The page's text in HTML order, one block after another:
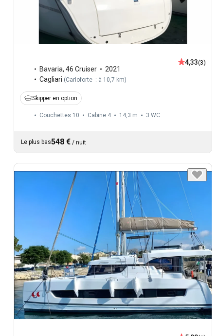
Bavaria, 46 Cruiser
2021
Cagliari (Carloforte : à 10,7 km)
4,33(3)
Skipper en option
Couchettes 10 Cabine 4 14,3 m 3 WC
Le plus bas548 € / nuit